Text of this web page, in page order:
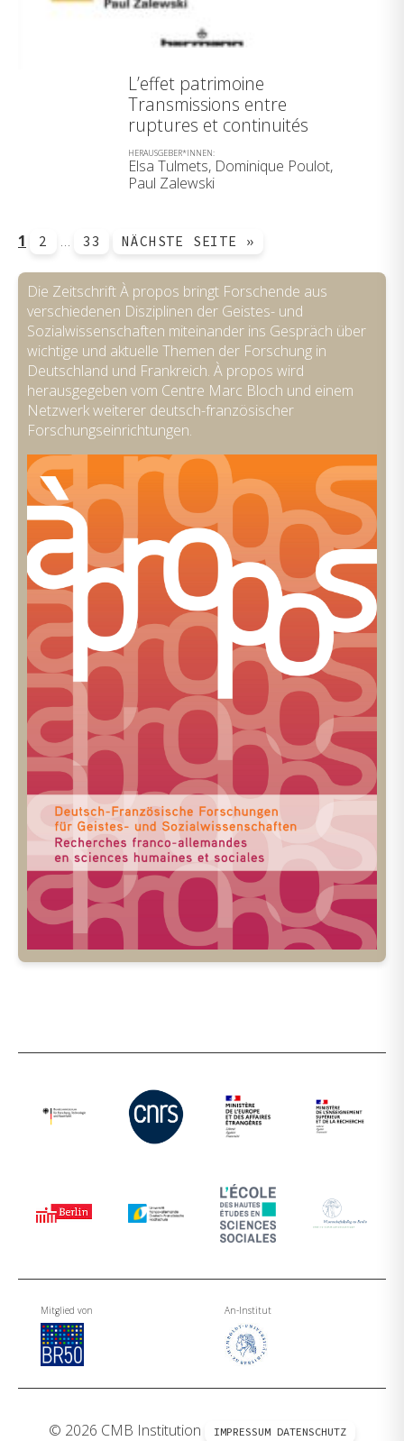
L’effet patrimoine
Transmissions entre
ruptures et continuités
HERAUSGEBER*INNEN:
Elsa Tulmets, Dominique Poulot,
Paul Zalewski
1 2 … 33 NÄCHSTE SEITE »
Die Zeitschrift À propos bringt Forschende aus
verschiedenen Disziplinen der Geistes- und
Sozialwissenschaften miteinander ins Gespräch über
wichtige und aktuelle Themen der Forschung in
Deutschland und Frankreich. À propos wird
herausgegeben vom Centre Marc Bloch und einem
Netzwerk weiterer deutsch-französischer
Forschungseinrichtungen.
Mitglied von An-Institut
© 2026 CMB Institution IMPRESSUM DATENSCHUTZ